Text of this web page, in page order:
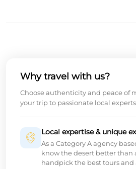
Why travel with us?
Choose authenticity and peace of
your trip to passionate local
Local expertise & unique
As a Category A agency
know the desert better than
handpick the best tours and